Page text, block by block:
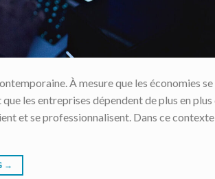
À mesure que les économies se
les entreprises dépendent de plus en plus
et se professionnalisent. Dans ce
→